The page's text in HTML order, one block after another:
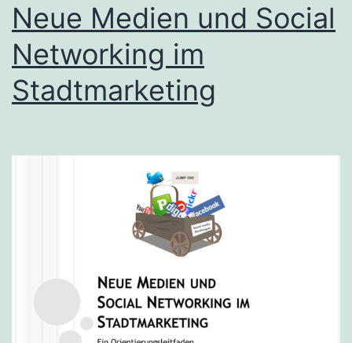
Neue Medien und Social
Networking im
Stadtmarketing